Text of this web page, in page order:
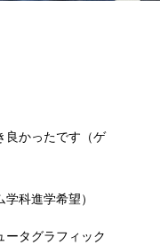
良かったです（ゲ
科進学希望）
ータグラフィック